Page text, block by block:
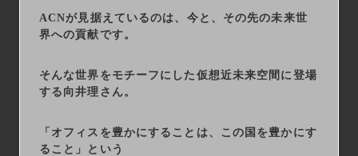
ACNが見据えているのは、今と、その先の未来世
界への貢献です。
そんな世界をモチーフにした仮想近未来空間に登場
する向井理さん。
「オフィスを豊かにすることは、この国を豊かにす
ること」という